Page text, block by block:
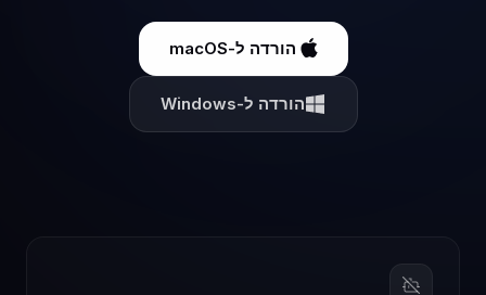
הורדה ל-macOS
הורדה ל-Windows